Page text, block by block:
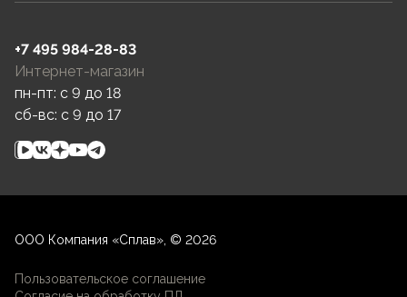
+7 495 984-28-83
Интернет-магазин
пн-пт: c 9 до 18
сб-вс: c 9 до 17
ООО Компания «Сплав», © 2026
Пользовательское соглашение